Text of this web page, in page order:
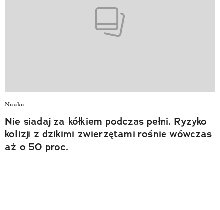
Nauka
Nie siadaj za kółkiem podczas pełni. Ryzyko
kolizji z dzikimi zwierzętami rośnie wówczas
aż o 50 proc.